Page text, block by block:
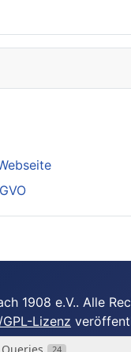
1908 e.V.. Alle
GPL-Lizenz
24